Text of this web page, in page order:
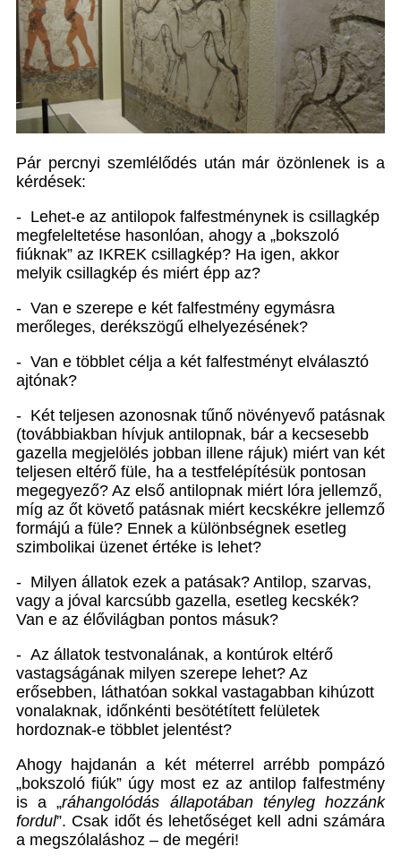
Pár percnyi szemlélődés után már özönlenek is a
kérdések:
- Lehet-e az antilopok falfestménynek is csillagkép
megfeleltetése hasonlóan, ahogy a „bokszoló
fiúknak” az IKREK csillagkép? Ha igen, akkor
melyik csillagkép és miért épp az?
- Van e szerepe e két falfestmény egymásra
merőleges, derékszögű elhelyezésének?
- Van e többlet célja a két falfestményt elválasztó
ajtónak?
- Két teljesen azonosnak tűnő növényevő patásnak
(továbbiakban hívjuk antilopnak, bár a kecsesebb
gazella megjelölés jobban illene rájuk) miért van két
teljesen eltérő füle, ha a testfelépítésük pontosan
megegyező? Az első antilopnak miért lóra jellemző,
míg az őt követő patásnak miért kecskékre jellemző
formájú a füle? Ennek a különbségnek esetleg
szimbolikai üzenet értéke is lehet?
- Milyen állatok ezek a patásak? Antilop, szarvas,
vagy a jóval karcsúbb gazella, esetleg kecskék?
Van e az élővilágban pontos másuk?
- Az állatok testvonalának, a kontúrok eltérő
vastagságának milyen szerepe lehet? Az
erősebben, láthatóan sokkal vastagabban kihúzott
vonalaknak, időnkénti besötétített felületek
hordoznak-e többlet jelentést?
Ahogy hajdanán a két méterrel arrébb pompázó
„bokszoló fiúk” úgy most ez az antilop falfestmény
is a „ráhangolódás állapotában tényleg hozzánk
fordul”. Csak időt és lehetőséget kell adni számára
a megszólaláshoz – de megéri!